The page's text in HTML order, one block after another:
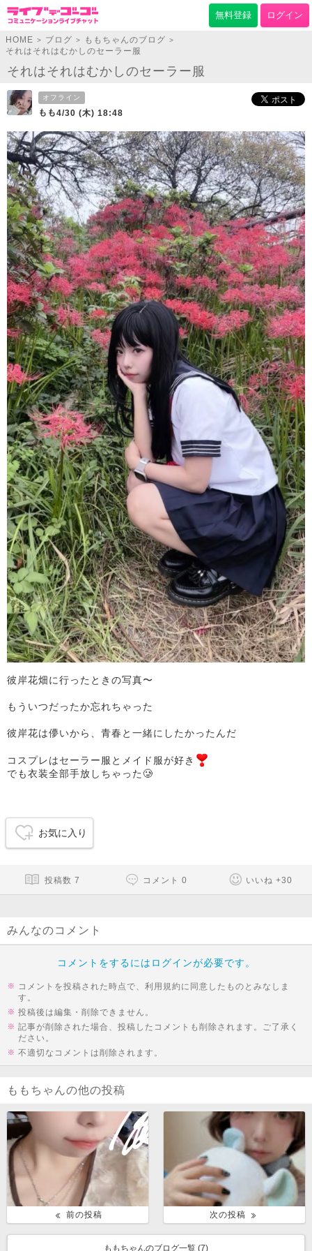
無料登録 ログイン
HOME > ブログ > ももちゃんのブログ >
それはそれはむかしのセーラー服
それはそれはむかしのセーラー服
オフライン
もも4/30 (木) 18:48
彼岸花畑に行ったときの写真〜
もういつだったか忘れちゃった
彼岸花は儚いから、青春と一緒にしたかったんだ
コスプレはセーラー服とメイド服が好き
でも衣装全部手放しちゃった🥲
お気に入り
投稿数 7 コメント 0 いいね +30
みんなのコメント
コメントをするにはログインが必要です。
コメントを投稿された時点で、利用規約に同意したものとみなしま
す。
投稿後は編集・削除できません。
記事が削除された場合、投稿したコメントも削除されます。ご了承く
ださい。
不適切なコメントは削除されます。
ももちゃんの他の投稿
前の投稿 次の投稿
ももちゃんのブログ一覧 (7)